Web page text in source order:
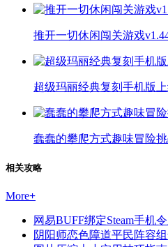
推开一切休闲闯关游戏
超级玛丽经典复刻手机版
蠢蠢的攀爬方式趣味冒险
相关攻略
More+
网易BUFF绑定Steam手机
阴阳师恋色障道平民阵容